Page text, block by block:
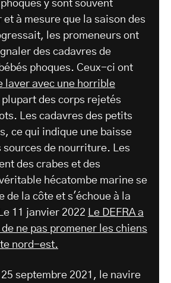
y sont souvent
et à mesure que la saison des
les promeneurs ont
des cadavres de
phoques. Ceux-ci ont
laver avec une horrible
plupart des corps rejetés
Les cadavres des petits
ce qui indique une baisse
sources de nourriture. Les
des crabes et des
hécatombe marine se
de la côte et s'échoue à la
11 janvier 2022
Le DEFRA a
ne pas promener les chiens
nord-est.
septembre 2021, le navire